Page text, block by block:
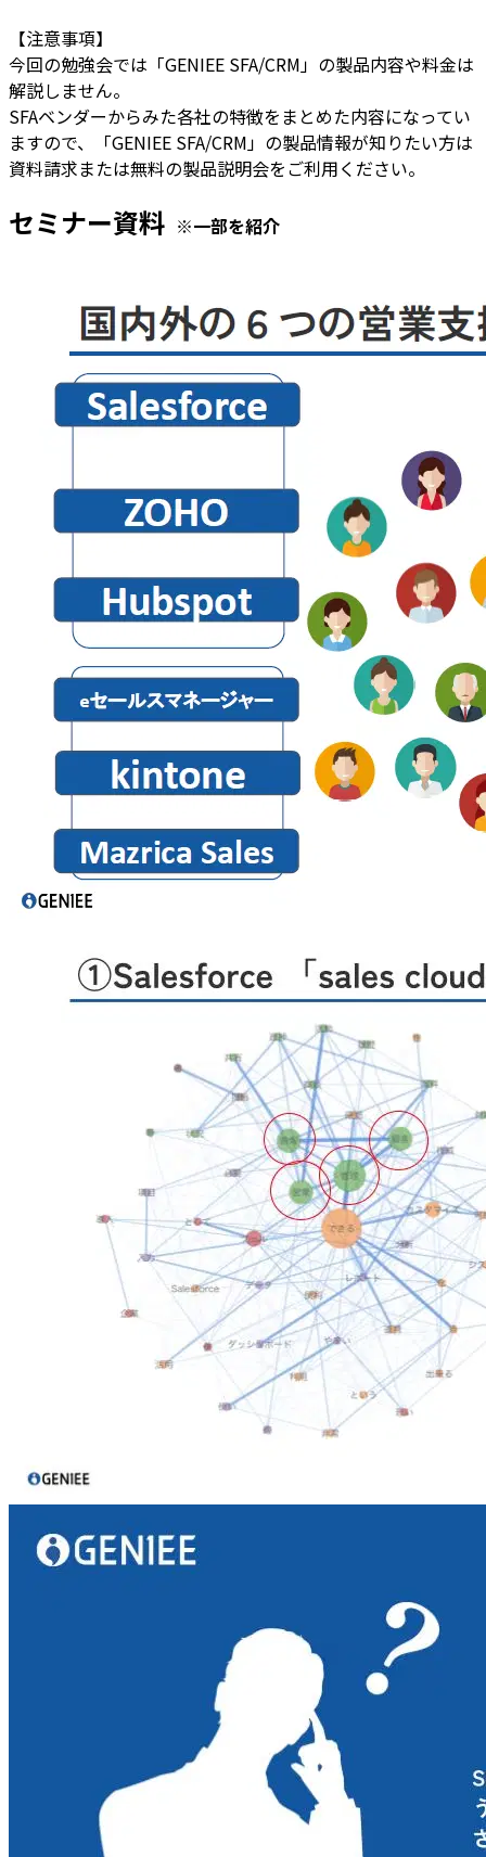
【注意事項】
今回の勉強会では「GENIEE SFA/CRM」の製品内容や料金は
解説しません。
SFAベンダーからみた各社の特徴をまとめた内容になってい
ますので、「GENIEE SFA/CRM」の製品情報が知りたい方は
資料請求または無料の製品説明会をご利用ください。
セミナー資料 ※一部を紹介